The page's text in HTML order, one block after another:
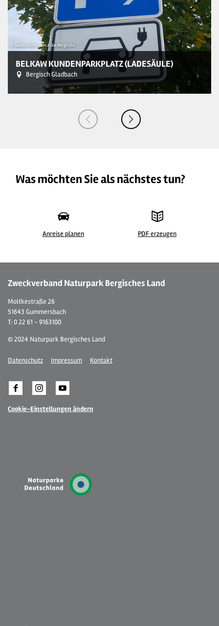
© Sabine Dohrmann / Das Bergische
BELKAW KUNDENPARKPLATZ (LADESÄULE)
Bergisch Gladbach
Was möchten Sie als nächstes tun?
Anreise planen PDF erzeugen
Zweckverband Naturpark Bergisches Land
Moltkestraße 26
51643 Gummersbach
T: 0 22 61 - 9163100
© 2024 Naturpark Bergisches Land
Datenschutz Impressum Kontakt
Cookie-Einstellungen ändern